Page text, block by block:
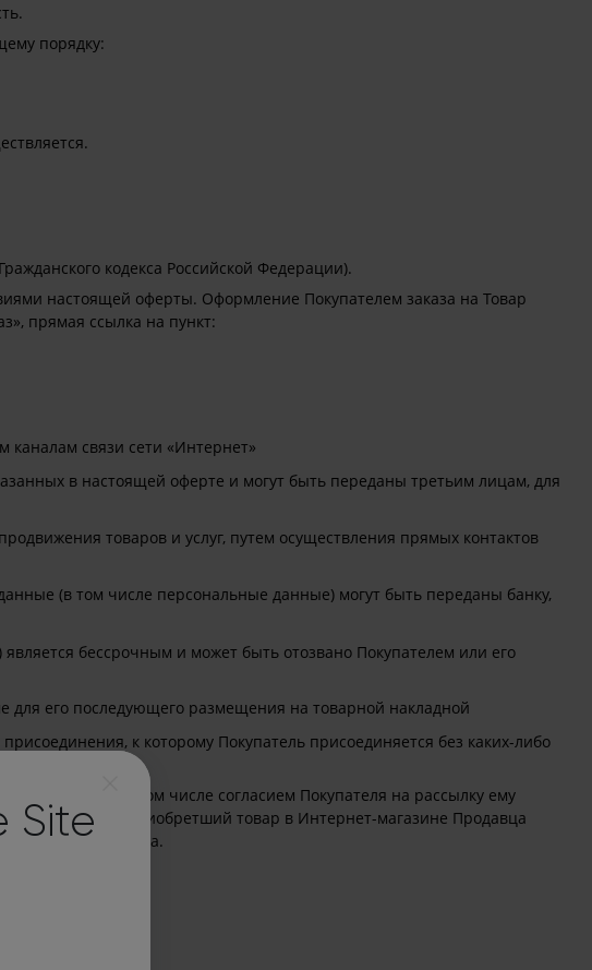
порядку:
кодекса Российской Федерации).
настоящей оферты. Оформление Покупателем заказа на Товар
прямая ссылка на пункт:
связи сети «Интернет»
в настоящей оферте и могут быть переданы третьим лицам, для
товаров и услуг, путем осуществления прямых контактов
(в том числе персональные данные) могут быть переданы банку,
бессрочным и может быть отозвано Покупателем или его
для его последующего размещения на товарной накладной
к которому Покупатель присоединяется без каких-либо
Договора, в том числе согласием Покупателя на рассылку ему
Покупатель, приобретший товар в Интернет-магазине Продавца
Договора.
Site